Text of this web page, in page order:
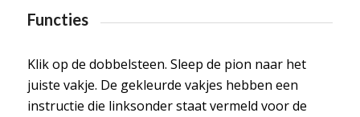
Functies
Klik op de dobbelsteen. Sleep de pion naar het
juiste vakje. De gekleurde vakjes hebben een
instructie die linksonder staat vermeld voor de